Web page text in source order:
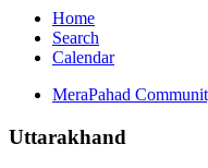
Home
Search
Calendar
MeraPahad
Uttarakhand